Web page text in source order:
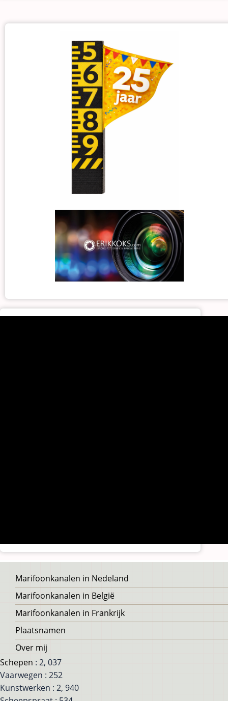
Voet
Marifoonkanalen in Nedeland
Marifoonkanalen in België
Marifoonkanalen in Frankrijk
Plaatsnamen
Over mij
Schepen : 2, 037
Vaarwegen : 252
Kunstwerken : 2, 940